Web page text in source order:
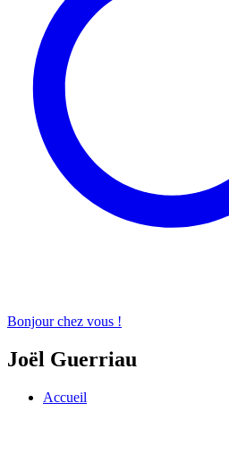
Bonjour chez vous !
Joël Guerriau
Accueil